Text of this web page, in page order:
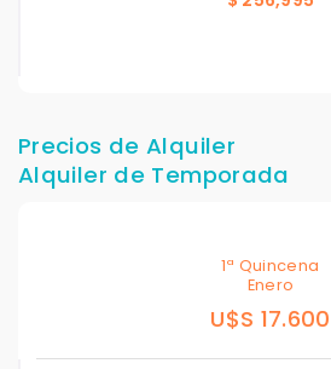
Precios de Alquiler
Alquiler de Temporada
1ª Quincena
Enero
U$S 17.600